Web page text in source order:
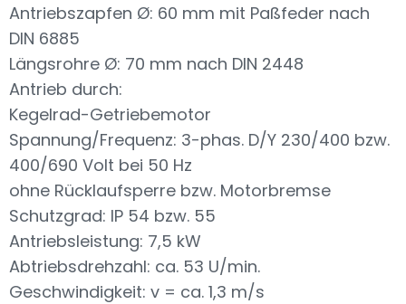
Antriebszapfen Ø: 60 mm mit Paßfeder nach
DIN 6885
Längsrohre Ø: 70 mm nach DIN 2448
Antrieb durch:
Kegelrad-Getriebemotor
Spannung/Frequenz: 3-phas. D/Y 230/400 bzw.
400/690 Volt bei 50 Hz
ohne Rücklaufsperre bzw. Motorbremse
Schutzgrad: IP 54 bzw. 55
Antriebsleistung: 7,5 kW
Abtriebsdrehzahl: ca. 53 U/min.
Geschwindigkeit: v = ca. 1,3 m/s